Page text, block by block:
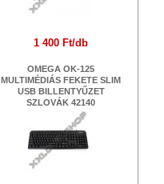
1 400 Ft/db
OMEGA OK-125
MULTIMÉDIÁS FEKETE SLIM
USB BILLENTYŰZET
SZLOVÁK 42140